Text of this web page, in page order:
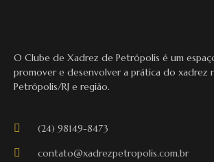
O Clube de Xadrez de Petrópolis é um
promover e desenvolver a prática do xadrez
Petrópolis/RJ e região.
(24) 98149-8473
contato@xadrezpetropolis.com.br